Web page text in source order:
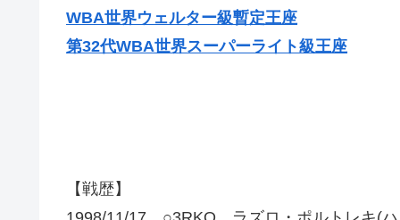
WBA世界ウェルター級暫定王座
第32代WBA世界スーパーライト級王座
【戦歴】